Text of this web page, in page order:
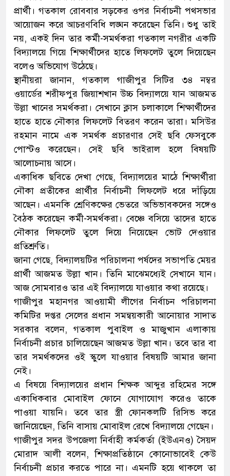
প্রার্থী। গতকাল রোববার সড়কের ওপর নির্বাচনী পথসভার
আয়োজন করে আচরণবিধি লঙ্ঘন করেছেন তিনি। শুধু তাই
নয়, একই দিন তার কর্মী-সমর্থকরা গতকাল নগরীর একটি
বিদ্যালয়ে গিয়ে শিক্ষার্থীদের হাতে লিফলেট তুলে দিয়েছেন
বলেও অভিযোগ উঠেছে।
স্থানীয়রা জানান, গতকাল গাজীপুর সিটির ৩৪ নম্বর
ওয়ার্ডের শরীফপুর জিয়াশখান উচ্চ বিদ্যালয়ে যান আজমত
উল্লা খানের সমর্থকরা। সেখানে ক্লাস চলাকালে শিক্ষার্থীদের
হাতে হাতে নৌকার লিফলেট বিতরণ করেন তারা। মসিউর
রহমান নামে এক সমর্থক প্রচারণার সেই ছবি ফেসবুকে
পোস্টও করেছেন। সেই ছবি ভাইরাল হলে বিষয়টি
আলোচনায় আসে।
একাধিক ছবিতে দেখা গেছে, বিদ্যালয়ের মাঠে শিক্ষার্থীরা
নৌকা প্রতীকের প্রার্থীর নির্বাচনী লিফলেট ধরে দাঁড়িয়ে
আছেন। এমনকি শ্রেণিকক্ষের ভেতরে অভিভাবকদের সঙ্গেও
বৈঠক করেছেন কর্মী-সমর্থকরা। বেঞ্চে বসিয়ে তাদের হাতে
নৌকার লিফলেট তুলে দিয়ে নিয়েছেন ভোট দেওয়ার
প্রতিশ্রুতি।
জানা গেছে, বিদ্যালয়টির পরিচালনা পর্ষদের সভাপতি মেয়র
প্রার্থী আজমত উল্লা খান। তিনি মাঝেমধ্যেই সেখানে যান।
আজ সোমবারও তার এই বিদ্যালয়ে যাওয়ার কথা রয়েছে।
গাজীপুর মহানগর আওয়ামী লীগের নির্বাচন পরিচালনা
কমিটির দপ্তর সেলের প্রধান সমন্বয়কারী আনোয়ার সাদাত
সরকার বলেন, গতকাল পুবাইল ও মাজুখান এলাকায়
নির্বাচনী প্রচার চালিয়েছেন আজমত উল্লা খান। তবে তার বা
তার সমর্থকদের ওই স্কুলে যাওয়ার বিষয়টি আমার জানা
নেই।
এ বিষয়ে বিদ্যালয়ের প্রধান শিক্ষক আব্দুর রহিমের সঙ্গে
একাধিকবার মোবাইল ফোনে যোগাযোগ করেও তাকে
পাওয়া যায়নি। তবে তার স্ত্রী ফোনকলটি রিসিভ করে
জানিয়েছেন, তিনি বাসায় মোবাইল রেখে বিদ্যালয়ে গেছেন।
গাজীপুর সদর উপজেলা নির্বাহী কর্মকর্তা (ইউএনও) সৈয়দ
মোরাদ আলী বলেন, শিক্ষাপ্রতিষ্ঠানে কোনোভাবেই কেউ
নির্বাচনী প্রচার করতে পারে না। এমনটি হয়ে থাকলে তা